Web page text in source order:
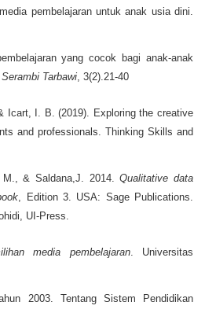
pembelajaran untuk anak usia dini.
yang cocok bagi anak-anak
Serambi Tarbawi, 3(2).21-40
Icart, I. B. (2019). Exploring the creative
and professionals. Thinking Skills and
M., & Saldana,J. 2014.Qualitativedata
, Edition 3. USA: Sage Publications.
UI-Press.
media pembelajaran. Universitas
2003. Tentang Sistem Pendidikan